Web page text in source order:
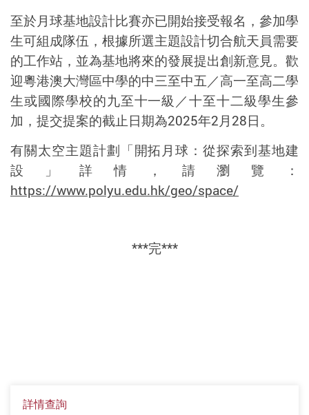
至於月球基地設計比賽亦已開始接受報名，參加學
生可組成隊伍，根據所選主題設計切合航天員需要
的工作站，並為基地將來的發展提出創新意見。歡
迎粵港澳大灣區中學的中三至中五／高一至高二學
生或國際學校的九至十一級／十至十二級學生參
加，提交提案的截止日期為2025年2月28日。
有關太空主題計劃「開拓月球：從探索到基地建
設」 詳情，請瀏覽：
https://www.polyu.edu.hk/geo/space/
***完***
詳情查詢